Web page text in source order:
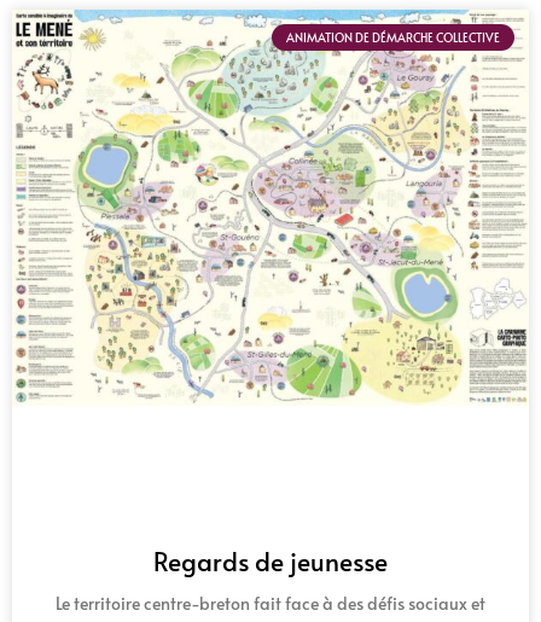
ANIMATION DE DÉMARCHE COLLECTIVE
Regards de jeunesse
Le territoire centre-breton fait face à des défis sociaux et